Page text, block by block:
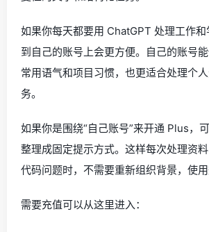
如果你每天都要用 ChatGPT 处理工作
到自己的账号上会更方便。自己的账号能
常用语气和项目习惯，也更适合处理个
务。
如果你是围绕“自己账号”来开通 Plus，
整理成固定提示方式。这样每次处理资
代码问题时，不需要重新组织背景，使用
需要充值可以从这里进入：